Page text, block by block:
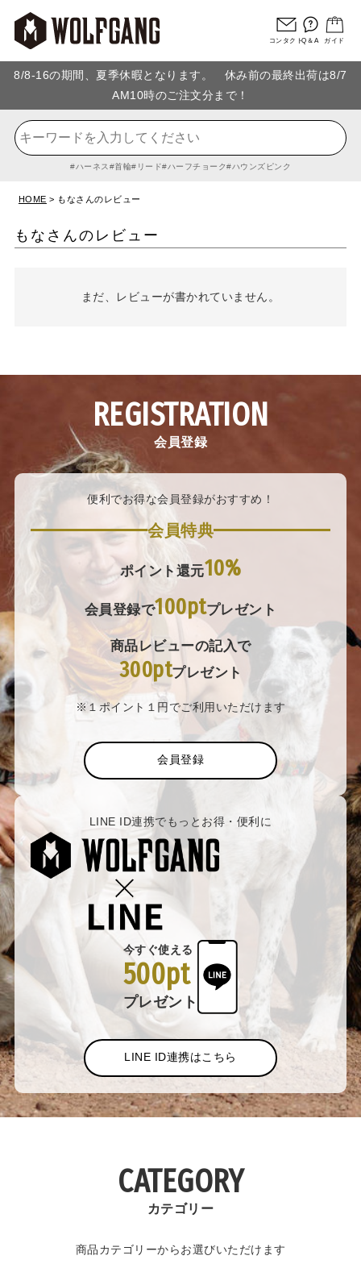
コンタクトQ＆A ガイド
8/8-16の期間、夏季休暇となります。 休み前の最終出荷は8/7
AM10時のご注文分まで！
ハーネス 首輪 リード ハーフチョーク ハウンズピンク
HOME もなさんのレビュー
もなさんのレビュー
まだ、レビューが書かれていません。
REGISTRATION
会員登録
便利でお得な会員登録がおすすめ！
会員特典
ポイント還元10%
会員登録で100ptプレゼント
商品レビューの記入で
300ptプレゼント
※１ポイント１円でご利用いただけます
会員登録
LINE ID連携でもっとお得・便利に
今すぐ使える
500pt
プレゼント
LINE ID連携はこちら
CATEGORY
カテゴリー
商品カテゴリーからお選びいただけます